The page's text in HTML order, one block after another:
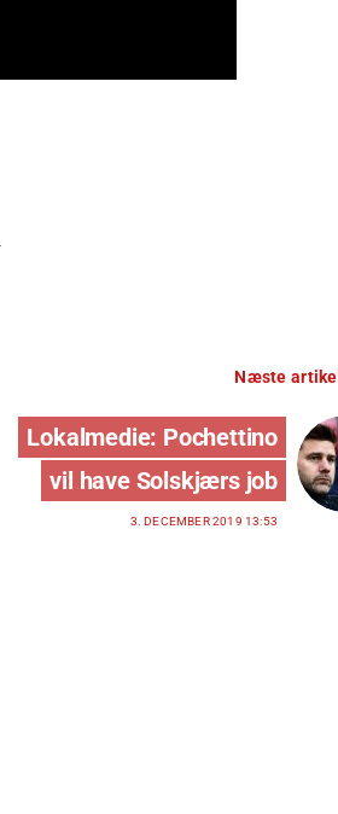
Næste artikel
Lokalmedie: Pochettino
vil have Solskjærs job
3. DECEMBER 2019 13:53